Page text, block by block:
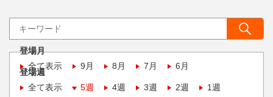
登場月
全て表示
9月 8月 7月 6月
登場週
全て表示
5週 4週 3週 2週 1週